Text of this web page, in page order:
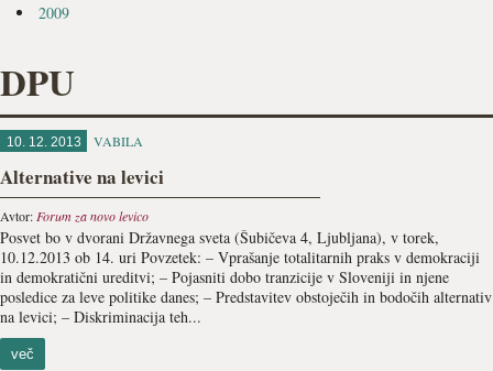
2009
DPU
10. 12. 2013 VABILA
Alternative na levici
Avtor: Forum za novo levico
Posvet bo v dvorani Državnega sveta (Šubičeva 4, Ljubljana), v torek,
10.12.2013 ob 14. uri Povzetek: – Vprašanje totalitarnih praks v demokraciji
in demokratični ureditvi; – Pojasniti dobo tranzicije v Sloveniji in njene
posledice za leve politike danes; – Predstavitev obstoječih in bodočih alternativ
na levici; – Diskriminacija teh...
več